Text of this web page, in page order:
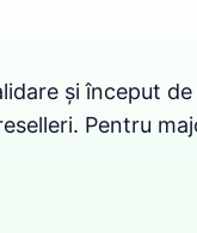
și început
Pentru